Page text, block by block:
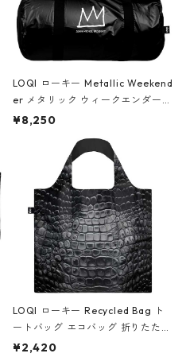
LOQI ローキー Metallic Weekend
er メタリック ウィークエンダー
ボストンバッグ ショルダーバッグ
Black ジャン=ミッシェル・バスキ
ア/クラウン ブラック
¥8,250
LOQI ローキー Recycled Bag ト
ートバッグ エコバッグ 折りたたみ
大きめ 撥水加工 収納ポーチ CRO
¥2,420